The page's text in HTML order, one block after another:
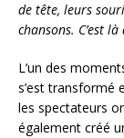
de tête, leurs
chansons. C’est
L’un des
s’est transformé
les spectateurs
également créé